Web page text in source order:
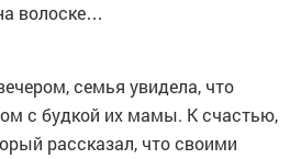
волоске…
семья увидела, что
с будкой их мамы. К счастью,
рассказал, что своими